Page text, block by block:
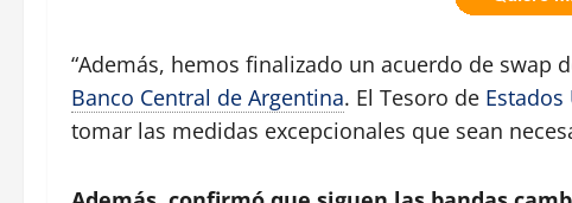
“Además, hemos finalizado un acuerdo de swap
Banco Central de Argentina. El Tesoro de Estados
tomar las medidas excepcionales que sean